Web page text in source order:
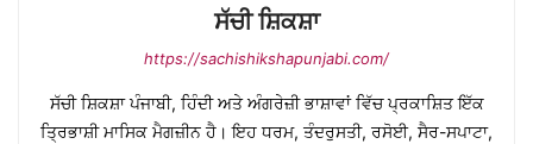
ਸੱਚੀ ਸ਼ਿਕਸ਼ਾ
https://sachishikshapunjabi.com/
ਸੱਚੀ ਸ਼ਿਕਸ਼ਾ ਪੰਜਾਬੀ, ਹਿੰਦੀ ਅਤੇ ਅੰਗਰੇਜ਼ੀ ਭਾਸ਼ਾਵਾਂ ਵਿੱਚ ਪ੍ਰਕਾਸ਼ਿਤ ਇੱਕ
ਤ੍ਰਿਭਾਸ਼ੀ ਮਾਸਿਕ ਮੈਗਜ਼ੀਨ ਹੈ। ਇਹ ਧਰਮ, ਤੰਦਰੁਸਤੀ, ਰਸੋਈ, ਸੈਰ-ਸਪਾਟਾ,